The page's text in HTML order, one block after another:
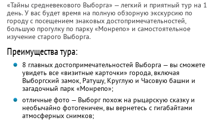
«Тайны средневекового Выборга» — легкий и приятный тур на 1
день. У вас будет время на полную обзорную экскурсию по
городу с посещением знаковых достопримечательностей,
большую прогулку по парку «Монрепо» и самостоятельное
изучение старого Выборга.
Преимущества тура:
8 главных достопримечательностей Выборга — вы сможете
увидеть все «визитные карточки» города, включая
Выборгский замок, Ратушу, Круглую и Часовую башни и
загадочный парк «Монрепо»;
отличные фото — Выборг похож на рыцарскую сказку и
необычайно фотогеничен, вы вернетесь с гигабайтами
атмосферных снимков;